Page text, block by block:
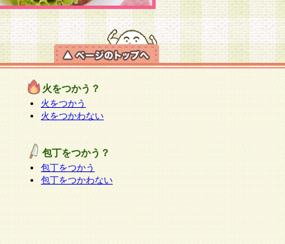
火をつかう？
火をつかう
火をつかわない
包丁をつかう？
包丁をつかう
包丁をつかわない